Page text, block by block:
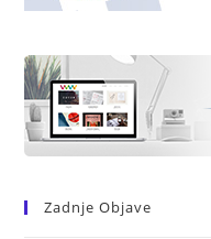
Zadnje Objave